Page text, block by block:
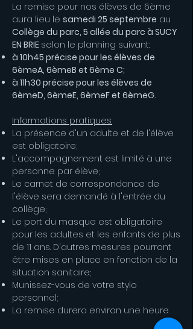
La remise pour nos élèves de 6ème
aura lieu le samedi 25 septembre au
Collège du parc, 5 allée du parc à SUCY
EN BRIE selon le planning suivant:
à 10h45 précise pour les élèves de
6èmeA, 6èmeB et 6ème C;
à 11h30 précise pour les élèves de
6èmeD, 6èmeE, 6èmeF et 6èmeG.
Informations pratiques:
La présence d'un adulte et de l'élève
est obligatoire;
L'accompagnement est limité à une
personne par élève;
Le carnet de correspondance de
l'élève sera demandé à l'entrée du
collège;
Le port du masque est obligatoire
pour les adultes et les enfants de plus
de 11 ans. D'autres mesures pourront
être mises en place en fonction de la
situation sanitaire;
Munissez-vous de votre stylo
personnel;
La remise durera environ une heure.